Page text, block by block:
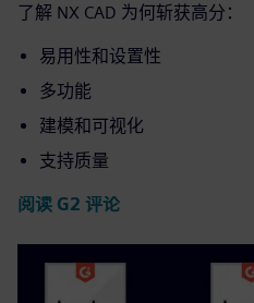
了解 NX CAD 为何斩获高分：
易用性和设置性
多功能
建模和可视化
支持质量
阅读 G2 评论